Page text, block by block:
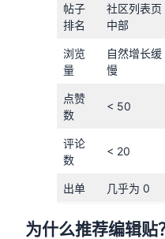
帖子
排名
社区列表页
中部
浏览
量
自然增长缓
慢
点赞
数
< 50
评论
数
< 20
出单 几乎为 0
为什么推荐编辑贴